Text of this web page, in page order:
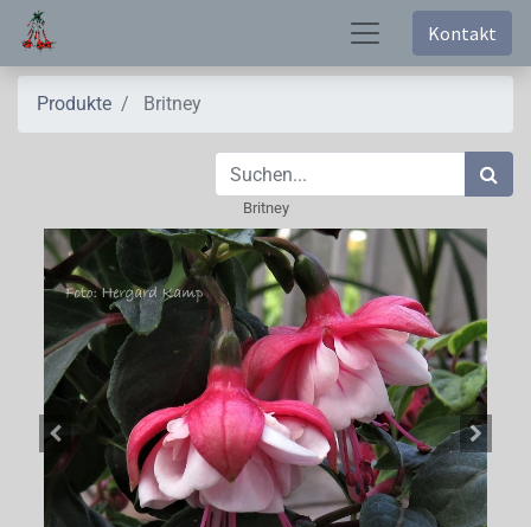
Kontakt
Produkte Britney
Britney